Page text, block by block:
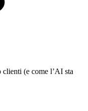
(e come l’AI sta